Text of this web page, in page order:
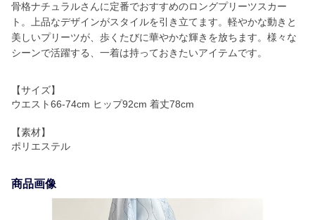
骨格ナチュラルさんに定番でおすすめのロングプリーツスカー
ト。上品なデザインがスタイルを引き立てます。軽やかな動きと
美しいプリーツが、歩くたびに華やかな輝きを放ちます。様々な
シーンで活躍する、一着は持っておきたいアイテムです。
【サイズ】
ウエスト66-74cm ヒップ92cm 着丈78cm
【素材】
ポリエステル
商品画像